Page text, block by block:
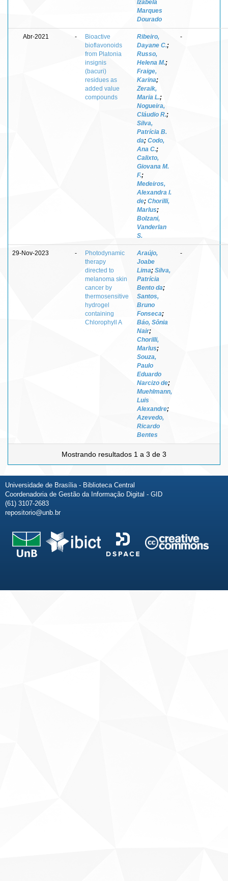
Izabela
Marques
Dourado
Abr-2021 -
Bioactive
bioflavonoids
from Platonia
insignis
(bacuri)
residues as
added value
compounds
Ribeiro,
Dayane C.;
Russo,
Helena M.;
Fraige,
Karina;
Zeraik,
Maria L.;
Nogueira,
Cláudio R.;
Silva,
Patrícia B.
da; Codo,
Ana C.;
Calixto,
Giovana M.
F.;
Medeiros,
Alexandra I.
de; Chorilli,
Marlus;
Bolzani,
Vanderlan
S.
-
29-Nov-2023 -
Photodynamic
therapy
directed to
melanoma skin
cancer by
thermosensitive
hydrogel
containing
Chlorophyll A
Araújo,
Joabe
Lima; Silva,
Patrícia
Bento da;
Santos,
Bruno
Fonseca;
Báo, Sônia
Nair;
Chorilli,
Marlus;
Souza,
Paulo
Eduardo
Narcizo de;
Muehlmann,
Luis
Alexandre;
Azevedo,
Ricardo
Bentes
-
Mostrando resultados 1 a 3 de 3
Universidade de Brasília - Biblioteca Central
Coordenadoria de Gestão da Informação Digital - GID
(61) 3107-2683
repositorio@unb.br